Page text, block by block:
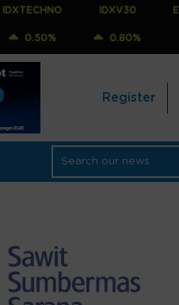
IDXV30
0.80%
ESGQKEHATI
1.38%
Register